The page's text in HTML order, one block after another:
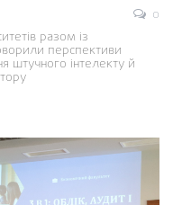
0
разом із
перспективи
штучного інтелекту й